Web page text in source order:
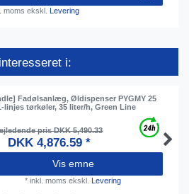
moms ekskl. Levering
i:
Fadølsanlæg, Øldispenser PYGMY 25
linjes tørkøler, 35 liter/h, Green Line
pris DKK 5,490.33
DKK 4,876.59 *
Vis emne
* inkl. moms ekskl. Levering